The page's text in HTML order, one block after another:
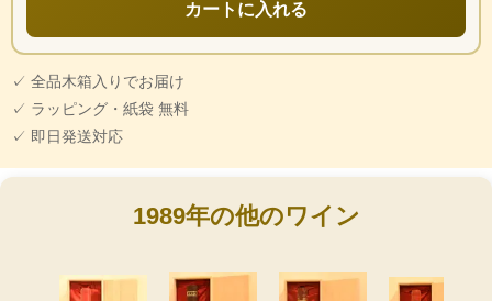
カートに入れる
✓ 全品木箱入りでお届け
✓ ラッピング・紙袋 無料
✓ 即日発送対応
1989年の他のワイン